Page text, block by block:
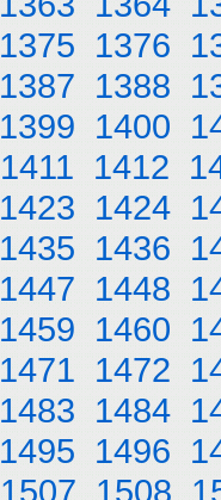
1375 1376
1387 1388
1399 1400
1411 1412
1423 1424
1435 1436
1447 1448
1459 1460
1471 1472
1483 1484
1495 1496
1507 1508